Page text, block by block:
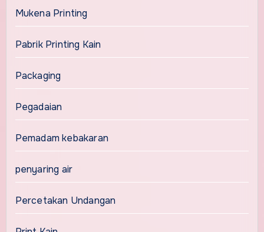
Mukena Printing
Pabrik Printing Kain
Packaging
Pegadaian
Pemadam kebakaran
penyaring air
Percetakan Undangan